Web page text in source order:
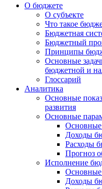
О бюджете
О субъекте
Что такое
Бюджетная
Бюджетный
Принципы
Основные
бюджетной и
Глоссарий
Аналитика
Основные
развития
Основные
Основные
Доходы
Расходы
Прогноз
Исполнение
Основные
Доходы